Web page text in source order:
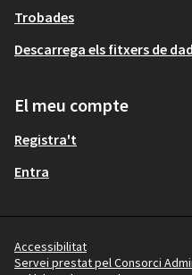
Trobades
Descarrega els fitxers de
El meu compte
Registra't
Entra
Accessibilitat
Servei prestat pel Consorci